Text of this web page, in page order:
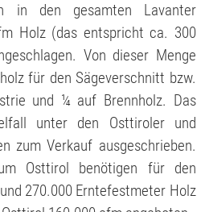
in den gesamten Lavanter
Holz (das entspricht ca. 300
Von dieser Menge
für den Sägeverschnitt bzw.
und ¼ auf Brennholz. Das
unter den Osttiroler und
zum Verkauf ausgeschrieben.
Osttirol benötigen für den
270.000 Erntefestmeter Holz